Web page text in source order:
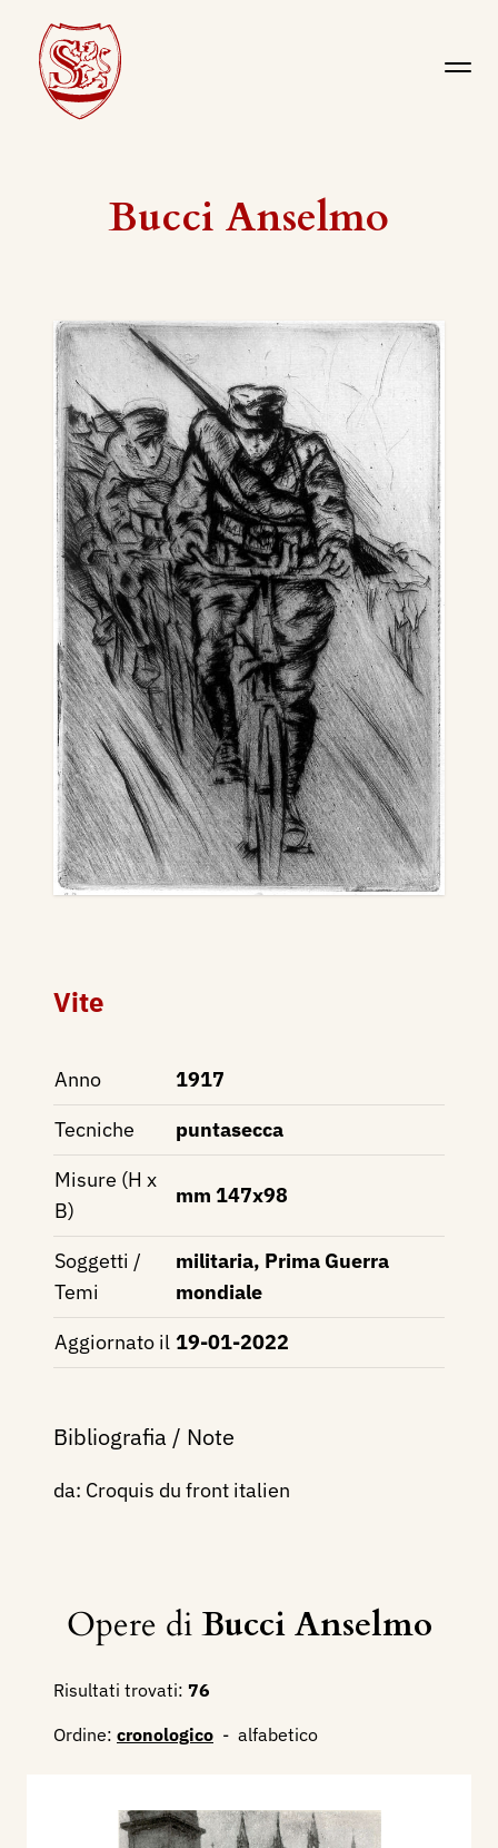
Bucci Anselmo
Vite
Anno
1917
Tecniche
puntasecca
Misure (H x
B)
mm 147x98
Soggetti /
Temi
militaria, Prima Guerra
mondiale
Aggiornato il 19-01-2022
Bibliografia / Note
da: Croquis du front italien
Opere diBucci Anselmo
Risultati trovati: 76
Ordine: cronologico - alfabetico